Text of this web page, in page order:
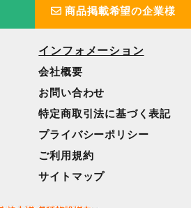
商品掲載希望の企業様
インフォメーション
会社概要
お問い合わせ
特定商取引法に基づく表記
プライバシーポリシー
ご利用規約
サイトマップ